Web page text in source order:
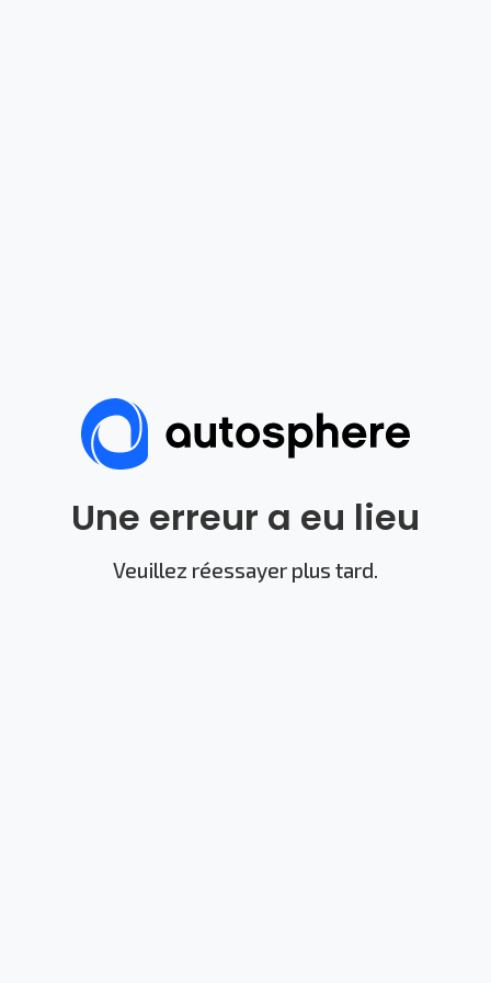
Une erreur a eu lieu
Veuillez réessayer plus tard.